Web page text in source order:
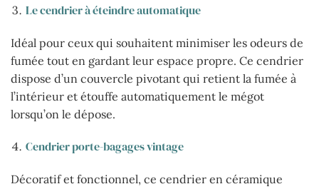
Le cendrier à éteindre automatique
Idéal pour ceux qui souhaitent minimiser les odeurs de
fumée tout en gardant leur espace propre. Ce cendrier
dispose d’un couvercle pivotant qui retient la fumée à
l’intérieur et étouffe automatiquement le mégot
lorsqu’on le dépose.
Cendrier porte-bagages vintage
Décoratif et fonctionnel, ce cendrier en céramique